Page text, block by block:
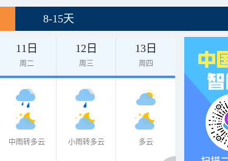
8-15天
11日
周二
12日
周三
13日
周四
中雨转多云 小雨转多云 多云